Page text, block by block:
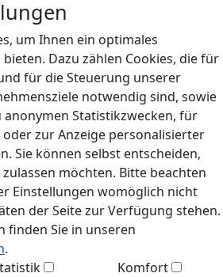
um Ihnen ein optimales
Dazu zählen Cookies, die für
für die Steuerung unserer
notwendig sind, sowie
anonymen Statistikzwecken, für
zur Anzeige personalisierter
Sie können selbst entscheiden,
möchten. Bitte beachten
Einstellungen womöglich nicht
der Seite zur Verfügung stehen.
finden Sie in unseren
.
Komfort